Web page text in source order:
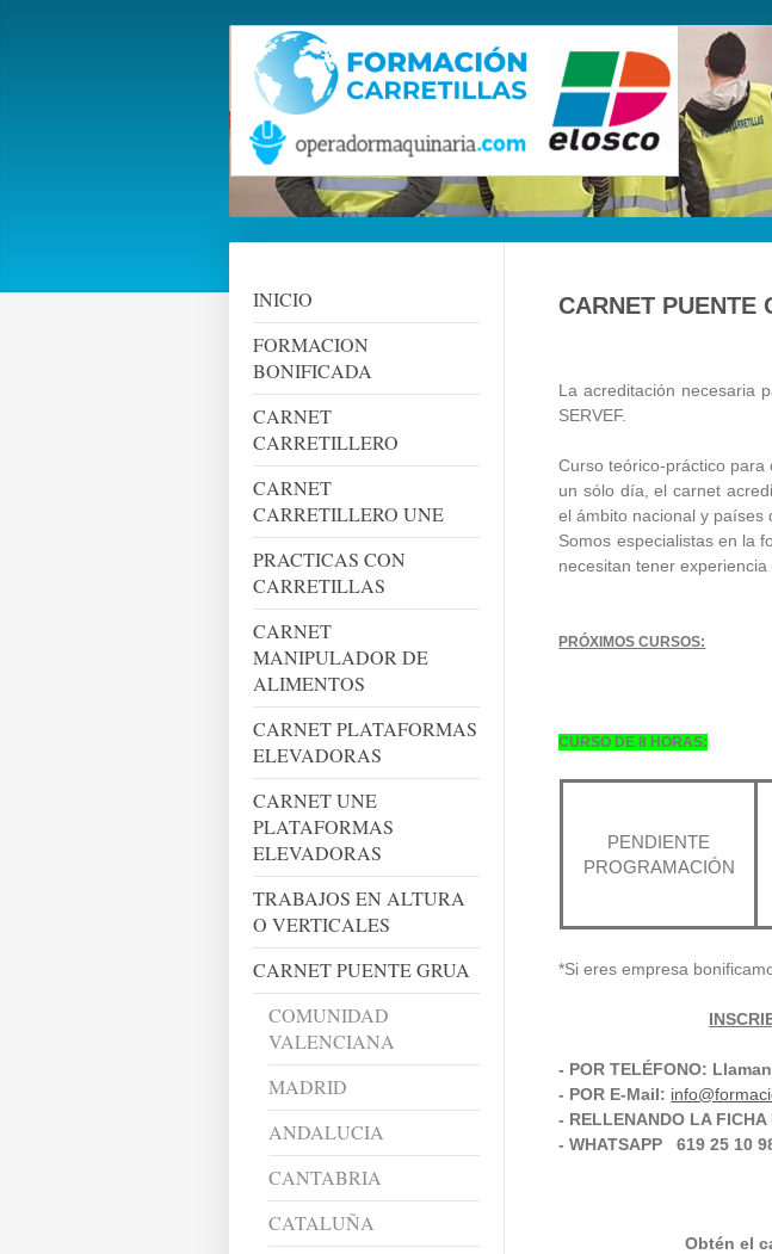
INICIO
FORMACION
BONIFICADA
CARNET
CARRETILLERO
CARNET
CARRETILLERO UNE
PRACTICAS CON
CARRETILLAS
CARNET
MANIPULADOR DE
ALIMENTOS
CARNET PLATAFORMAS
ELEVADORAS
CARNET UNE
PLATAFORMAS
ELEVADORAS
TRABAJOS EN ALTURA
O VERTICALES
CARNET PUENTE GRUA
COMUNIDAD
VALENCIANA
MADRID
ANDALUCIA
CANTABRIA
CATALUÑA
CARNET PUENTE
La acreditación necesaria
SERVEF.
Curso teórico-práctico
un sólo día, el carnet
el ámbito nacional y países
Somos especialistas en la
necesitan tener
PRÓXIMOS CURSOS:
CURSO DE 8 HORAS:
PENDIENTE
PROGRAMACIÓN
*Si eres empresa
- POR TELÉFONO:
- POR E-Mail:
- RELLENANDO LA FICHA
- WHATSAPP 619 25 10
Obtén el